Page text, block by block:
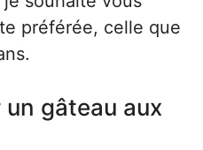
préférée, celle que
gâteau aux